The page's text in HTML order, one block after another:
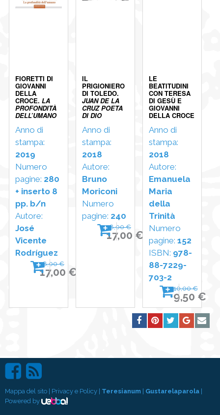
FIORETTI DI
GIOVANNI
DELLA
CROCE. LA
PROFONDITÀ
DELL’UMANO
Anno di
stampa:
2019
Numero
pagine: 280
+ inserto 8
pp. b/n
Autore:
José
Vicente
Rodríguez
18,00 €
17,00 €
IL
PRIGIONIERO
DI TOLEDO.
JUAN DE LA
CRUZ POETA
DI DIO
Anno di
stampa:
2018
Autore:
Bruno
Moriconi
Numero
pagine: 240
18,00 €
17,00 €
LE
BEATITUDINI
CON TERESA
DI GESÙ E
GIOVANNI
DELLA CROCE
Anno di
stampa:
2018
Autore:
Emanuela
Maria
della
Trinità
Numero
pagine: 152
ISBN: 978-
88-7229-
703-2
10,00 €
9,50 €
Mappa del sito | Privacy e Policy | Teresianum | Gustarelaparola |
Powered by